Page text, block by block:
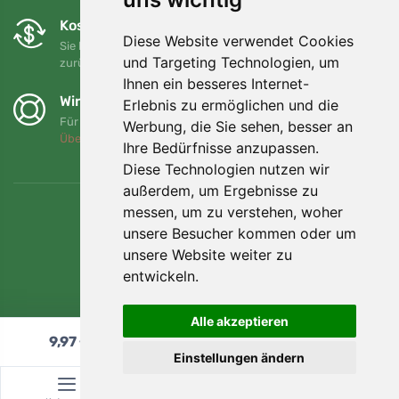
Diese Website verwendet Cookies
und Targeting Technologien, um
Ihnen ein besseres Internet-
Erlebnis zu ermöglichen und die
Werbung, die Sie sehen, besser an
Ihre Bedürfnisse anzupassen.
Diese Technologien nutzen wir
außerdem, um Ergebnisse zu
messen, um zu verstehen, woher
unsere Besucher kommen oder um
unsere Website weiter zu
entwickeln.
Alle akzeptieren
Einstellungen ändern
Kostenloser Umtausch und Rückgabe
Sie können Ihre Bestellung jederzeit innerhalb von 90 Tagen
zurückgeben oder umtauschen.
Wir unterstützen Trees.org
Für jede Bestellung pflanzen wir einen Baum! Mehr lesen
Über uns
9,97€ In den Warenkorb